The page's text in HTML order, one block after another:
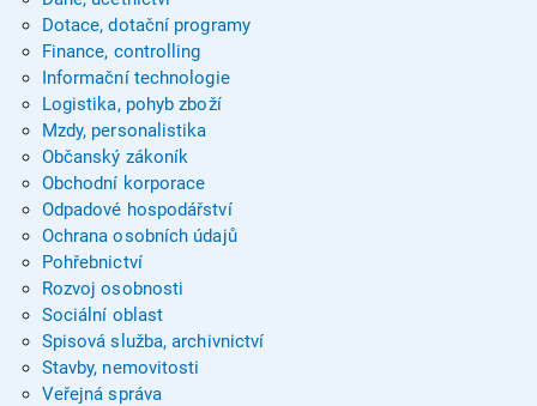
Dotace, dotační programy
Finance, controlling
Informační technologie
Logistika, pohyb zboží
Mzdy, personalistika
Občanský zákoník
Obchodní korporace
Odpadové hospodářství
Ochrana osobních údajů
Pohřebnictví
Rozvoj osobnosti
Sociální oblast
Spisová služba, archivnictví
Stavby, nemovitosti
Veřejná správa